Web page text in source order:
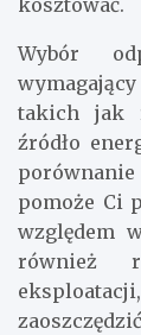
kosztować.
Wybór
takich jak
źródło
pomoże Ci
względem
również